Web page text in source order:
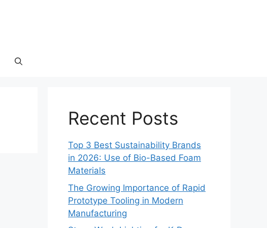
Recent Posts
Top 3 Best Sustainability Brands
in 2026: Use of Bio-Based Foam
Materials
The Growing Importance of Rapid
Prototype Tooling in Modern
Manufacturing